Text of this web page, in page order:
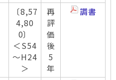
〔8,57
4,80
0〕
＜S54
～H24
＞
再
評
価
後
5
年
調書